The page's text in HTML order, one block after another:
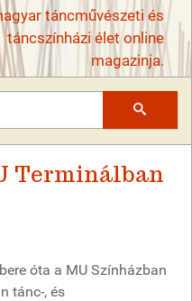
táncművészeti és
táncszínházi élet online
magazinja.
Terminálban
óta a MU Színházban
tánc-, és